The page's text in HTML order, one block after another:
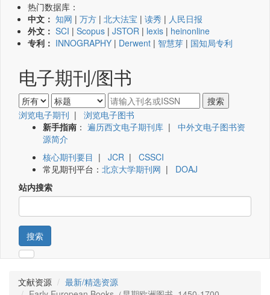
热门数据库：
中文： 知网 | 万方 | 北大法宝 | 读秀 | 人民日报
外文： SCI | Scopus | JSTOR | lexis | heinonline
专利： INNOGRAPHY | Derwent | 智慧芽 | 国知局专利
电子期刊/图书
浏览电子期刊 | 浏览电子图书
新手指南 ： 遍历西文电子期刊库 | 中外文电子图书资
源简介
核心期刊要目 | JCR | CSSCI
常见期刊平台： 北京大学期刊网 | DOAJ
站内搜索
搜索
文献资源
最新/精选资源